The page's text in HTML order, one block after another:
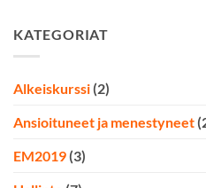
KATEGORIAT
Alkeiskurssi (2)
Ansioituneet ja menestyneet
EM2019 (3)